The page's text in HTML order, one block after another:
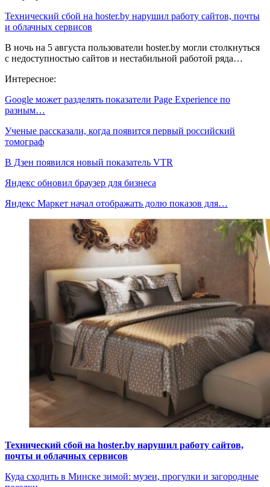
Технический сбой на hoster.by нарушил работу сайтов, почты
и облачных сервисов
В ночь на 5 августа пользователи hoster.by могли столкнуться
с недоступностью сайтов и нестабильной работой ряда…
Интересное:
Google может разделять показатели Page Experience по
разным…
Ученые рассказали, когда появится первый российский
томограф
В Дзен появился новый показатель VTR
Яндекс обновил браузер для бизнеса
Яндекс Маркет начал отображать долю показов для…
Технический сбой на hoster.by нарушил работу сайтов,
почты и облачных сервисов
Куда сходить в Минске зимой: музеи, прогулки и загородные